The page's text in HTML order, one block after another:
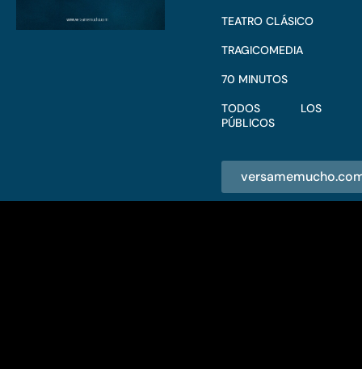
TEATRO CLÁSICO
TRAGICOMEDIA
70 MINUTOS
TODOS LOS
PÚBLICOS